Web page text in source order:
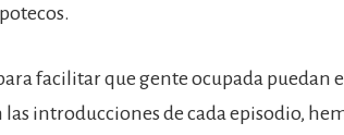
facilitar que gente ocupada puedan
las introducciones de cada episodio,